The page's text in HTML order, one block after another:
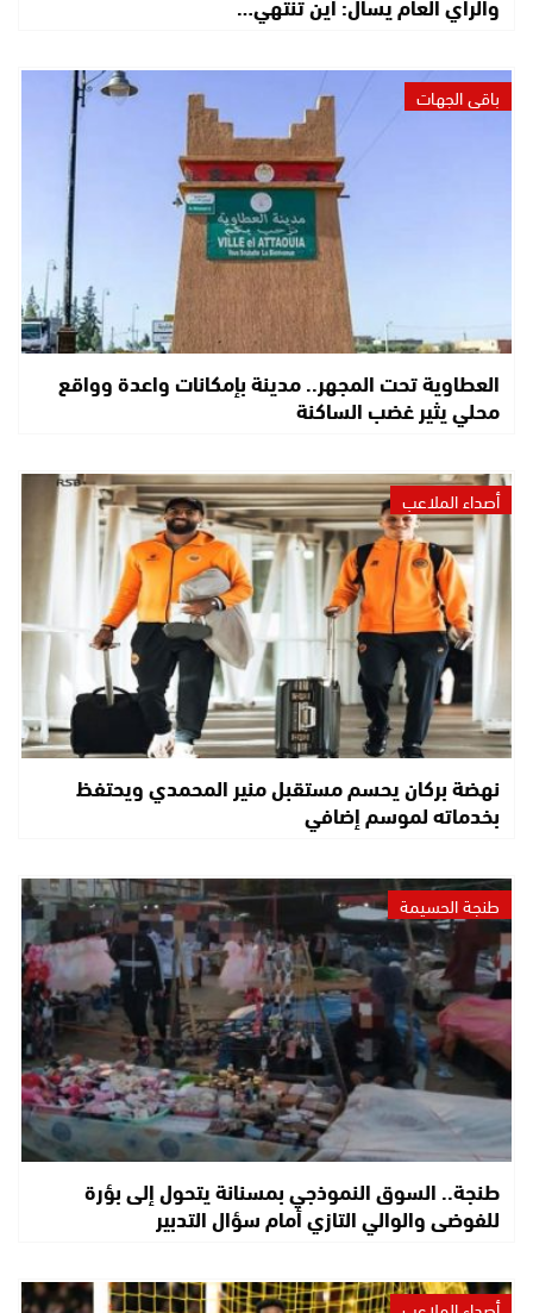
باقي الجهات
العطاوية تحت المجهر.. مدينة بإمكانات واعدة وواقع
محلي يثير غضب الساكنة
أصداء الملاعب
نهضة بركان يحسم مستقبل منير المحمدي ويحتفظ
بخدماته لموسم إضافي
طنجة الحسيمة
طنجة.. السوق النموذجي بمسنانة يتحول إلى بؤرة
للفوضى والوالي التازي أمام سؤال التدبير